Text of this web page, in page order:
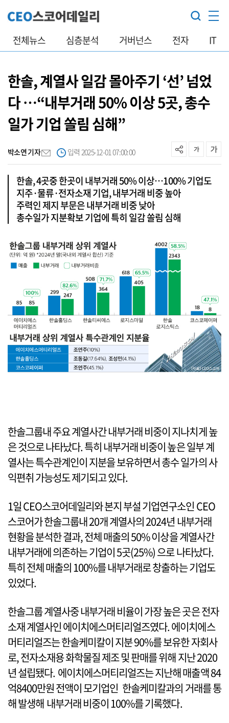
전체뉴스 심층분석 거버넌스 전자 IT
한솔, 계열사 일감 몰아주기 ‘선’ 넘었
다 …“내부거래 50% 이상 5곳, 총수
일가 기업 쏠림 심해”
박소연 기자 입력 2025-12-01 07:00:00
한솔, 4곳중 한곳이 내부거래 50% 이상…100% 기업도
지주·물류·전자소재 기업, 내부거래 비중 높아
주력인 제지 부문은 내부거래 비중 낮아
총수일가 지분확보 기업에 특히 일감 쏠림 심해
한솔그룹내 주요 계열사간 내부거래 비중이 지나치게 높
은 것으로 나타났다. 특히 내부거래 비중이 높은 일부 계
열사는 특수관계인이 지분을 보유하면서 총수 일가의 사
익편취 가능성도 제기되고 있다.
1일 CEO스코어데일리와 본지 부설 기업연구소인 CEO
스코어가 한솔그룹내 20개 계열사의 2024년 내부거래
현황을 분석한 결과, 전체 매출의 50% 이상을 계열사간
내부거래에 의존하는 기업이 5곳(25%) 으로 나타났다.
특히 전체 매출의 100%를 내부거래로 창출하는 기업도
있었다.
한솔그룹 계열사중 내부거래 비율이 가장 높은 곳은 전자
소재 계열사인 에이치에스머티리얼즈였다. 에이치에스
머티리얼즈는 한솔케미칼이 지분 90%를 보유한 자회사
로, 전자소재용 화학물질 제조 및 판매를 위해 지난 2020
년 설립됐다. 에이치에스머티리얼즈는 지난해 매출액 84
억8400만원 전액이 모기업인 한솔케미칼과의 거래를 통
해 발생해 내부거래 비중이 100%를 기록했다.